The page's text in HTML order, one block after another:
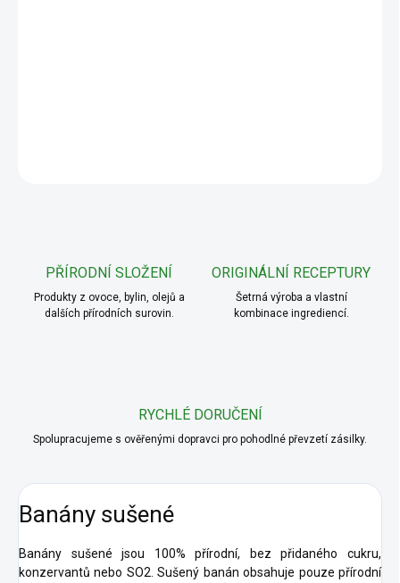
PŘÍRODNÍ SLOŽENÍ
Produkty z ovoce, bylin, olejů a
dalších přírodních surovin.
ORIGINÁLNÍ RECEPTURY
Šetrná výroba a vlastní
kombinace ingrediencí.
RYCHLÉ DORUČENÍ
Spolupracujeme s ověřenými dopravci pro pohodlné převzetí zásilky.
Banány sušené
Banány sušené jsou 100% přírodní, bez přidaného cukru,
konzervantů nebo SO2. Sušený banán obsahuje pouze přírodní